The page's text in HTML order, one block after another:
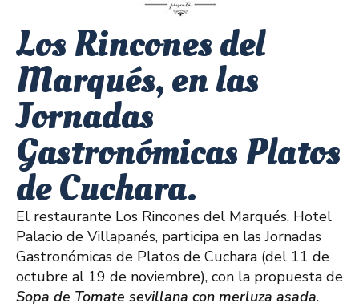
Los Rincones del
Marqués, en las
Jornadas
Gastronómicas Platos
de Cuchara.
El restaurante Los Rincones del Marqués, Hotel
Palacio de Villapanés, participa en las Jornadas
Gastronómicas de Platos de Cuchara (del 11 de
octubre al 19 de noviembre), con la propuesta de
Sopa de Tomate sevillana con merluza asada.